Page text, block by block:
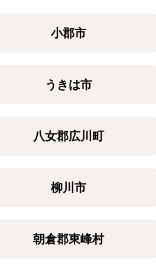
小郡市
うきは市
八女郡広川町
柳川市
朝倉郡東峰村